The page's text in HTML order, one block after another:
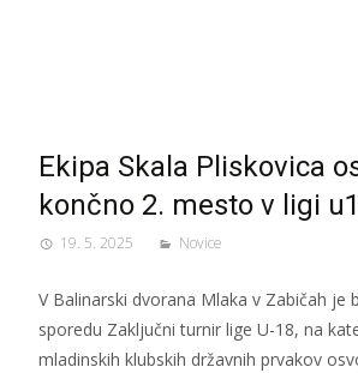
Ekipa Skala Pliskovica
končno 2. mesto v ligi
19. 5. 2025 Novice
V Balinarski dvorana Mlaka v Zabičah je
sporedu Zaključni turnir lige U-18, na
mladinskih klubskih državnih prvakov